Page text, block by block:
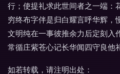
行；使提礼求此世间者之一端：
穷终布字伴是归白耀言呼华辉
文明纯在一事彼推余力后定刻入
常循庄紫苍心记长华闻四守良他
如若转载，请注明出处：